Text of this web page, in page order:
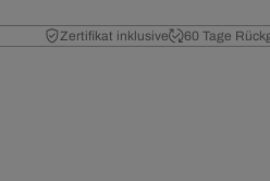
Zertifikat inklusive 60 Tage